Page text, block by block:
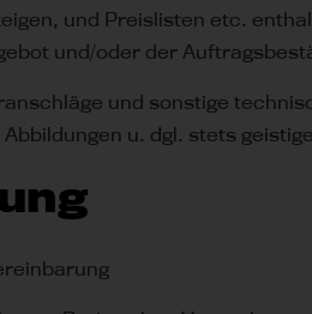
und Preislisten etc.
und/oder der
und sonstige
u. dgl. stets